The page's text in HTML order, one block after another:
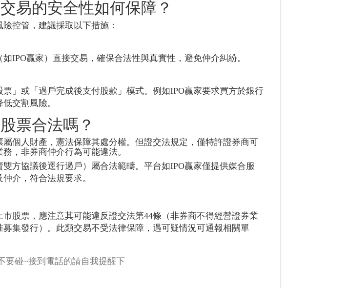
易的安全性如何保障？
控管，建議採取以下措施：
IPO贏家）直接交易，確保合法性與真實性，避免仲介糾紛。
」或「過戶完成後支付股款」模式。例如IPO贏家要求買方於銀行
交割風險。
票合法嗎？
個人財產，憲法保障其處分權。但證交法規定，僅特許證券商可
，非券商仲介行為可能違法。
方協議後逕行過戶）屬合法範疇。平台如IPO贏家僅提供媒合服
介，符合法規要求。
股票，應注意其可能違反證交法第44條（非券商不得經營證券業
募集發行）。此類交易不受法律保障，遇可疑情況可通報相關單
要碰~接到電話的請自我提醒下